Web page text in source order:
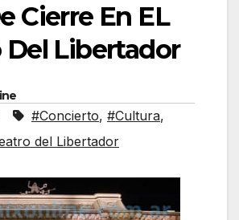
Cierre En EL
Del Libertador
#Concierto, #Cultura,
del Libertador